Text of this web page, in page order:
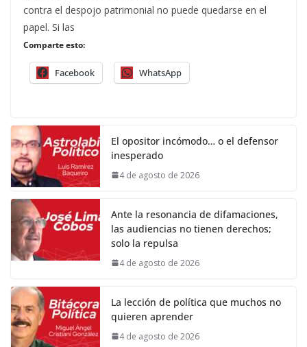
contra el despojo patrimonial no puede quedarse en el
papel. Si las
Comparte esto:
Facebook WhatsApp
El opositor incómodo… o el defensor
inesperado
4 de agosto de 2026
Ante la resonancia de difamaciones,
las audiencias no tienen derechos;
solo la repulsa
4 de agosto de 2026
La lección de política que muchos no
quieren aprender
4 de agosto de 2026